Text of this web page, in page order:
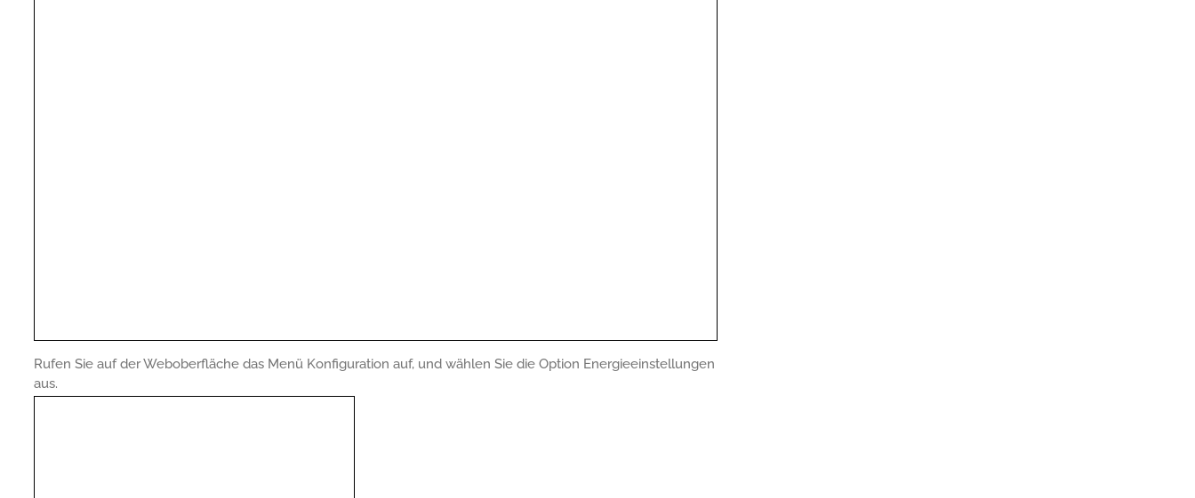
Rufen Sie auf der Weboberfläche das Menü Konfiguration auf, und wählen Sie die Option Energieeinstellungen
aus.